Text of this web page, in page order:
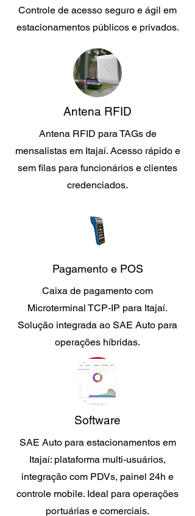
Controle de acesso seguro e ágil em
estacionamentos públicos e privados.
Antena RFID
Antena RFID para TAGs de
mensalistas em Itajaí. Acesso rápido e
sem filas para funcionários e clientes
credenciados.
Pagamento e POS
Caixa de pagamento com
Microterminal TCP-IP para Itajaí.
Solução integrada ao SAE Auto para
operações híbridas.
Software
SAE Auto para estacionamentos em
Itajaí: plataforma multi-usuários,
integração com PDVs, painel 24h e
controle mobile. Ideal para operações
portuárias e comerciais.